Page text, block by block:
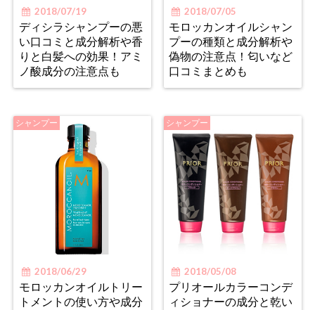
2018/07/19
ディシラシャンプーの悪
い口コミと成分解析や香
りと白髪への効果！アミ
ノ酸成分の注意点も
2018/07/05
モロッカンオイルシャン
プーの種類と成分解析や
偽物の注意点！匂いなど
口コミまとめも
シャンプー
2018/06/29
モロッカンオイルトリー
トメントの使い方や成分
シャンプー
2018/05/08
プリオールカラーコンデ
ィショナーの成分と乾い